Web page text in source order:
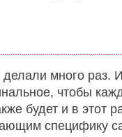
делали много
чтобы
будет и в этот
специфику